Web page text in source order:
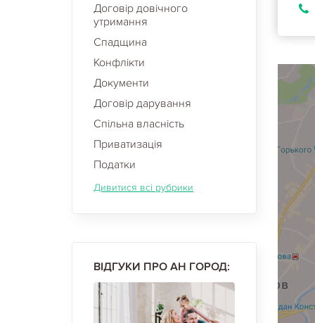
Договір довічного
утримання
Спадщина
Конфлікти
Документи
Договір дарування
Спільна власність
Приватизація
Податки
Дивитися всі рубрики
ВІДГУКИ ПРО АН ГОРОД: